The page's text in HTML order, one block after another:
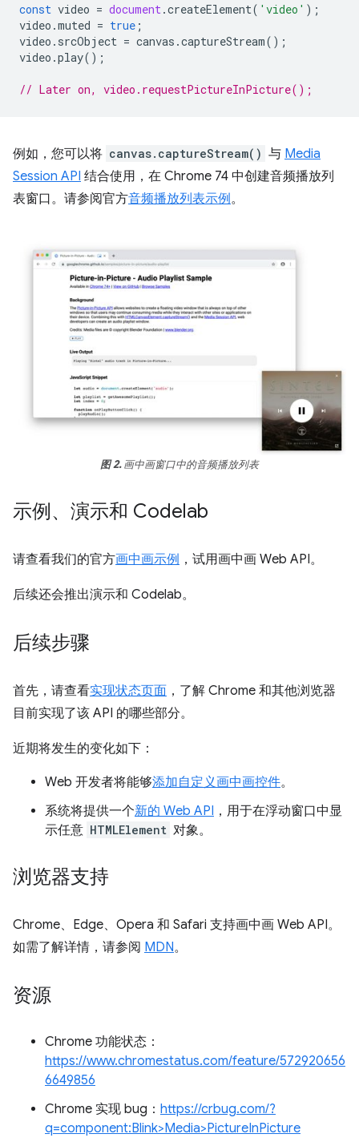
const video = document.createElement( 'video' );
video .muted = true ;
video . srcObject = canvas .captureStream();
video .play();
// Later on, video.requestPictureInPicture();
例如，您可以将 canvas.captureStream() 与 Media
Session API 结合使用，在 Chrome 74 中创建音频播放列
表窗口。请参阅官方音频播放列表示例。
图 2.画中画窗口中的音频播放列表
示例、演示和 Codelab
请查看我们的官方画中画示例 ，试用画中画 Web API。
后续还会推出演示和 Codelab。
后续步骤
首先，请查看实现状态页面 ，了解 Chrome 和其他浏览器
目前实现了该 API 的哪些部分。
近期将发生的变化如下：
Web 开发者将能够添加自定义画中画控件。
系统将提供一个新的 Web API ，用于在浮动窗口中显
示任意 HTMLElement 对象。
浏览器支持
Chrome、Edge、Opera 和 Safari 支持画中画 Web API。
如需了解详情，请参阅 MDN。
资源
Chrome 功能状态：
https://www.chromestatus.com/feature/572920656
6649856
Chrome 实现 bug： https://crbug.com/?
q=component:Blink>Media>PictureInPicture